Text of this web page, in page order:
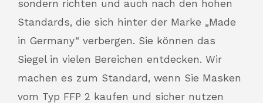
sondern richten und auch nach den hohen
Standards, die sich hinter der Marke „Made
in Germany“ verbergen. Sie können das
Siegel in vielen Bereichen entdecken. Wir
machen es zum Standard, wenn Sie Masken
vom Typ FFP 2 kaufen und sicher nutzen